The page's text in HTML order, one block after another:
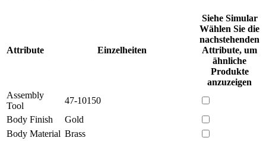
Attribute Einzelheiten
Siehe Simular
Wählen Sie die
nachstehenden
Attribute, um
ähnliche
Produkte
anzuzeigen
Assembly
Tool
47-10150
Body Finish
Gold
Body Material Brass